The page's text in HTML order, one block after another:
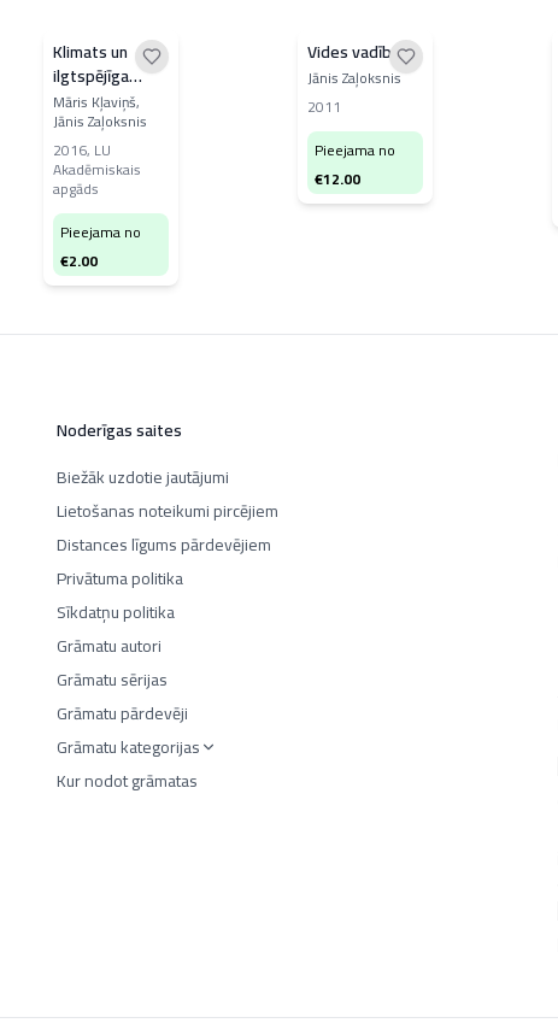
Klimats un
ilgtspējīga
attīstība
Māris Kļaviņš,
Jānis Zaļoksnis
2016, LU
Akadēmiskais
apgāds
Pieejama no
€2.00
Vides vadība
Jānis Zaļoksnis
2011
Pieejama no
€12.00
Noderīgas saites
Biežāk uzdotie jautājumi
Lietošanas noteikumi pircējiem
Distances līgums pārdevējiem
Privātuma politika
Sīkdatņu politika
Grāmatu autori
Grāmatu sērijas
Grāmatu pārdevēji
Grāmatu kategorijas
Kur nodot grāmatas